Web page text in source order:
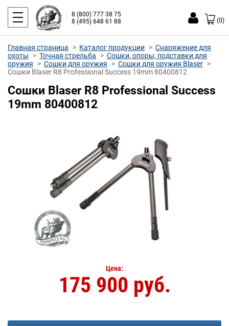
8 (800) 777 38 75
8 (495) 648 61 88
(0)
Главная страница Каталог продукции
Снаряжение для
охоты
Точная стрельба
Сошки, опоры, подставки для
оружия
Сошки для оружия
Сошки для оружия Blaser
Сошки Blaser R8 Professional Success 19mm 80400812
Сошки Blaser R8 Professional Success
19mm 80400812
Цена:
175 900 руб.